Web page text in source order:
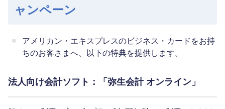
ャンペーン
アメリカン・エキスプレスのビジネス・カードをお持
ちのお客さまへ、以下の特典を提供します。
法人向け会計ソフト：「弥生会計 オンライン」